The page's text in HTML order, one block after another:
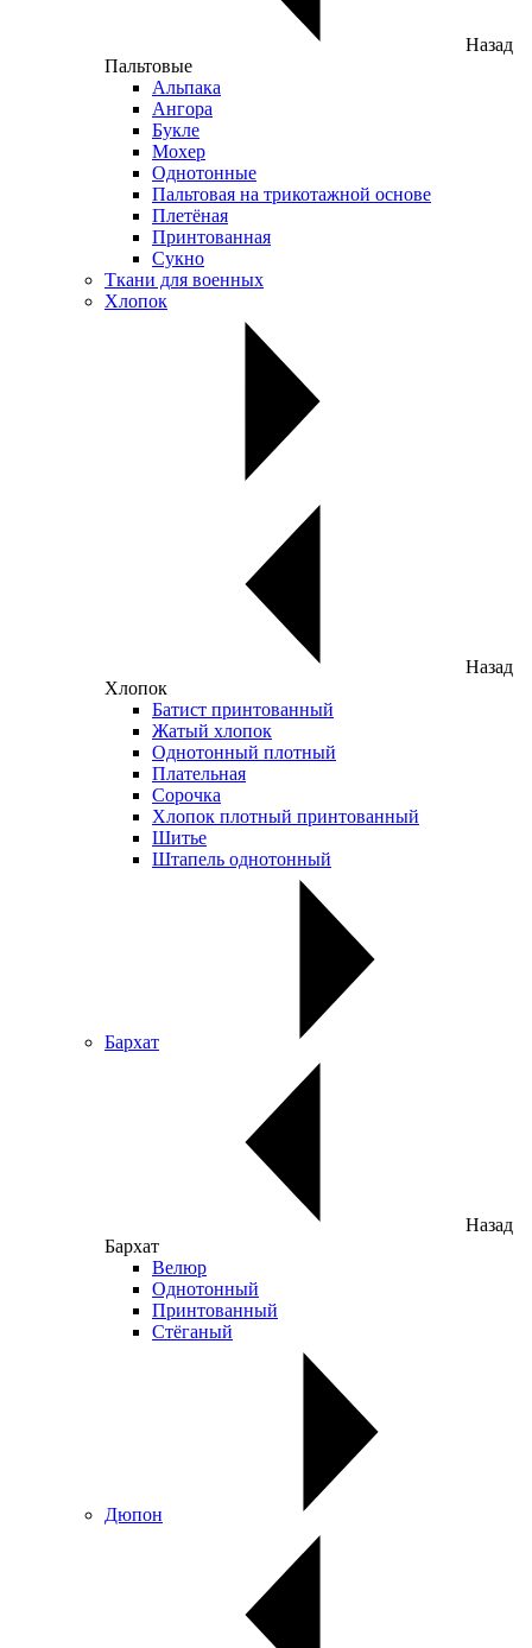
Назад
Пальтовые
Альпака
Ангора
Букле
Мохер
Однотонные
Пальтовая на трикотажной основе
Плетёная
Принтованная
Сукно
Ткани для военных
Хлопок
Назад
Хлопок
Батист принтованный
Жатый хлопок
Однотонный плотный
Плательная
Сорочка
Хлопок плотный принтованный
Шитье
Штапель однотонный
Бархат
Назад
Бархат
Велюр
Однотонный
Принтованный
Стёганый
Дюпон